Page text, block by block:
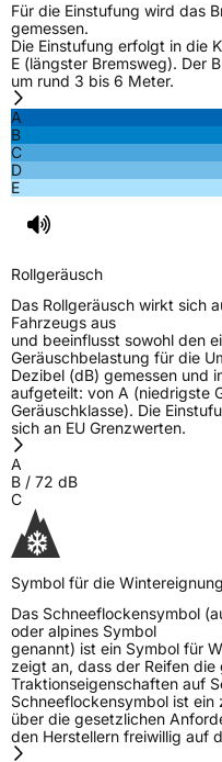
Für die Einstufung wird das
gemessen.
Die Einstufung erfolgt in die
E (längster Bremsweg). Der
um rund 3 bis 6 Meter.
A
B
C
D
E
Rollgeräusch
Das Rollgeräusch wirkt sich
Fahrzeugs aus
und beeinflusst sowohl den
Geräuschbelastung für die
Dezibel (dB) gemessen und
aufgeteilt: von A (niedrigste
Geräuschklasse). Die
sich an EU Grenzwerten.
A
B / 72 dB
C
Symbol für die
Das Schneeflockensymbol
oder alpines Symbol
genannt) ist ein Symbol für
zeigt an, dass der Reifen
Traktionseigenschaften auf
Schneeflockensymbol ist
über die gesetzlichen
den Herstellern freiwillig auf